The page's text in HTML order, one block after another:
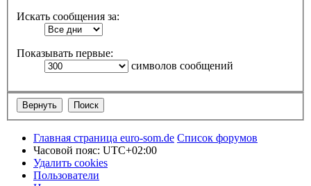
Искать сообщения за:
Показывать первые:
символов сообщений
Главная страница euro-som.de Список форумов
Часовой пояс: UTC+02:00
Удалить cookies
Пользователи